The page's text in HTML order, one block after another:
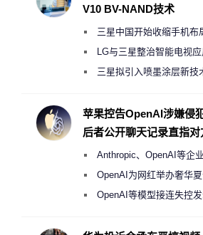
V10 BV-NAND技术
三星中国开始收缩手机布
月销售额不达标门店 将被逐
LG与三星整治智能电视
偷偷共享带宽的违规行为
三星拟引入喷墨涂层新技
度
苹果控告OpenAI涉嫌侵
后者公开聊天记录直指
Anthropic、OpenAI等企
《人工智能法案》全新执法
OpenAI为网红举办奢华夏
2000美元一晚 遭讽“反乌托邦
OpenAI等模型接连失控